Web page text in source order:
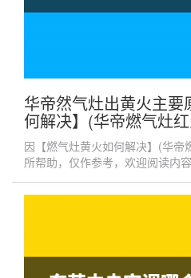
华帝然气灶出黄火主
何解决】(华帝燃气灶
因【燃气灶黄火如何解决】(华帝
所帮助，仅作参考，欢迎阅读内